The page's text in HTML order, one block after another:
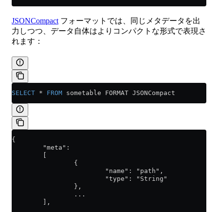
JSONCompact フォーマットでは、同じメタデータを出
力しつつ、データ自体はよりコンパクトな形式で表現さ
れます：
SELECT * FROM sometable FORMAT JSONCompact
{
        "meta":
        [
                {
                        "name": "path",
                        "type": "String"
                },
                ...
        ],